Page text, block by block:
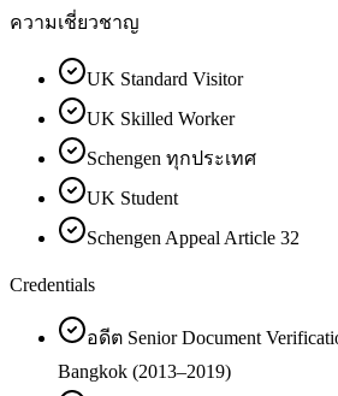
ความเชี่ยวชาญ
UK Standard Visitor
UK Skilled Worker
Schengen ทุกประเทศ
UK Student
Schengen Appeal Article 32
Credentials
อดีต Senior Document
Bangkok (2013–2019)